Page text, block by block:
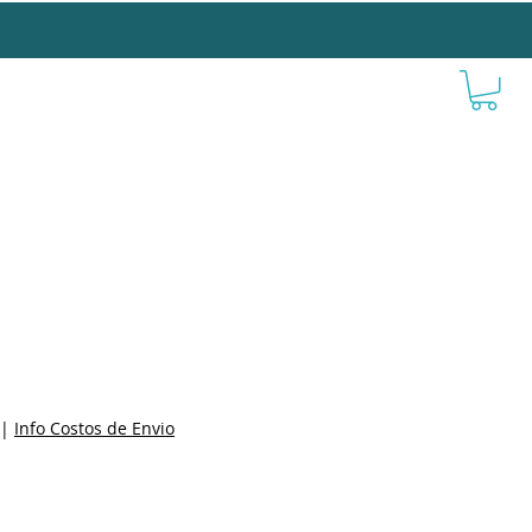
| Info Costos de Envio